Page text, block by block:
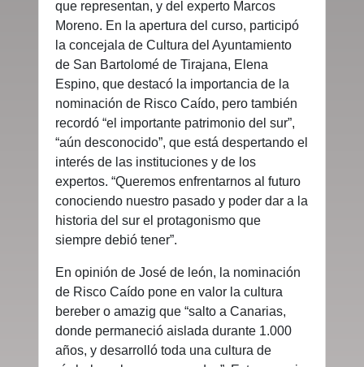
que representan, y del experto Marcos
Moreno. En la apertura del curso, participó
la concejala de Cultura del Ayuntamiento
de San Bartolomé de Tirajana, Elena
Espino, que destacó la importancia de la
nominación de Risco Caído, pero también
recordó “el importante patrimonio del sur”,
“aún desconocido”, que está despertando el
interés de las instituciones y de los
expertos. “Queremos enfrentarnos al futuro
conociendo nuestro pasado y poder dar a la
historia del sur el protagonismo que
siempre debió tener”.
En opinión de José de león, la nominación
de Risco Caído pone en valor la cultura
bereber o amazig que “salto a Canarias,
donde permaneció aislada durante 1.000
años, y desarrolló toda una cultura de